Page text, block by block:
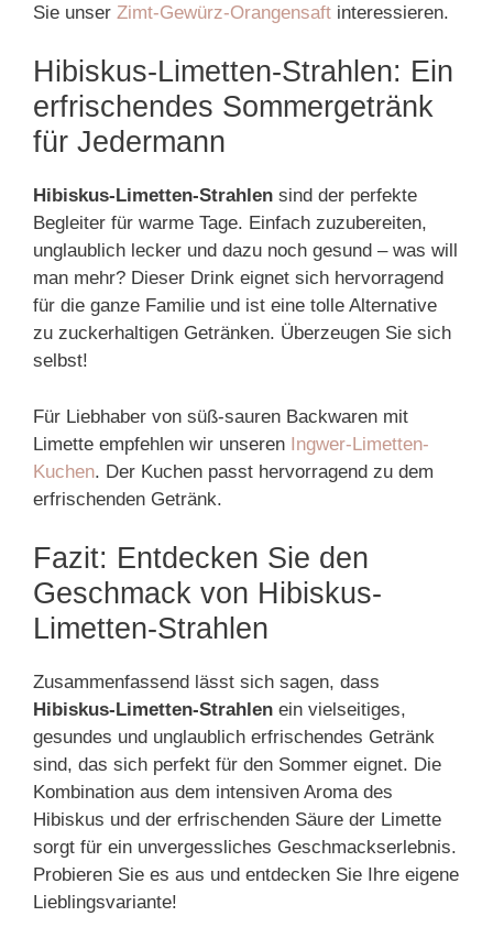
Sie unser Zimt-Gewürz-Orangensaft interessieren.
Hibiskus-Limetten-Strahlen: Ein
erfrischendes Sommergetränk
für Jedermann
Hibiskus-Limetten-Strahlen sind der perfekte
Begleiter für warme Tage. Einfach zuzubereiten,
unglaublich lecker und dazu noch gesund – was will
man mehr? Dieser Drink eignet sich hervorragend
für die ganze Familie und ist eine tolle Alternative
zu zuckerhaltigen Getränken. Überzeugen Sie sich
selbst!
Für Liebhaber von süß-sauren Backwaren mit
Limette empfehlen wir unseren Ingwer-Limetten-
Kuchen. Der Kuchen passt hervorragend zu dem
erfrischenden Getränk.
Fazit: Entdecken Sie den
Geschmack von Hibiskus-
Limetten-Strahlen
Zusammenfassend lässt sich sagen, dass
Hibiskus-Limetten-Strahlen ein vielseitiges,
gesundes und unglaublich erfrischendes Getränk
sind, das sich perfekt für den Sommer eignet. Die
Kombination aus dem intensiven Aroma des
Hibiskus und der erfrischenden Säure der Limette
sorgt für ein unvergessliches Geschmackserlebnis.
Probieren Sie es aus und entdecken Sie Ihre eigene
Lieblingsvariante!